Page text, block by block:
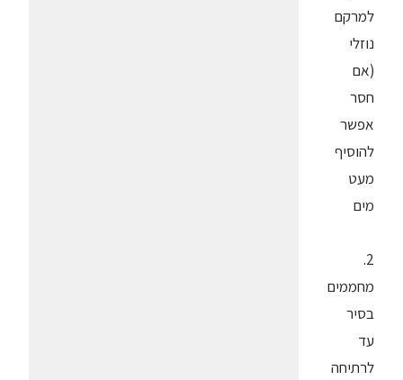
למרקם
נוזלי
(אם
חסר
אפשר
להוסיף
מעט
מים
2.
מחממים
בסיר
עד
לרתיחה